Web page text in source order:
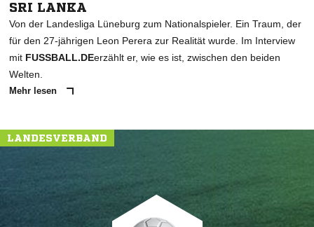
SRI LANKA
Von der Landesliga Lüneburg zum Nationalspieler. Ein Traum, der
für den 27-jährigen Leon Perera zur Realität wurde. Im Interview
mit FUSSBALL.DEerzählt er, wie es ist, zwischen den beiden
Welten.
Mehr lesen
LANDESVERBAND